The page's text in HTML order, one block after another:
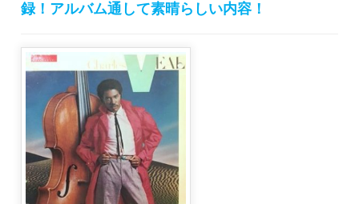
録！アルバム通して素晴らしい内容！